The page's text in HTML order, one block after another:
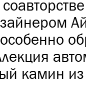
камин из